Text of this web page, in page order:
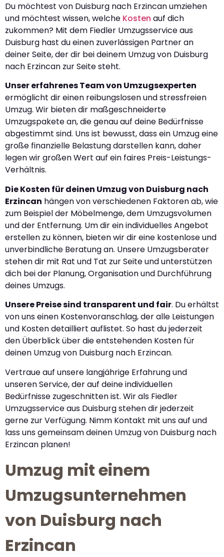
Du möchtest von Duisburg nach Erzincan umziehen
und möchtest wissen, welche Kosten auf dich
zukommen? Mit dem Fiedler Umzugsservice aus
Duisburg hast du einen zuverlässigen Partner an
deiner Seite, der dir bei deinem Umzug von Duisburg
nach Erzincan zur Seite steht.
Unser erfahrenes Team von Umzugsexperten
ermöglicht dir einen reibungslosen und stressfreien
Umzug. Wir bieten dir maßgeschneiderte
Umzugspakete an, die genau auf deine Bedürfnisse
abgestimmt sind. Uns ist bewusst, dass ein Umzug eine
große finanzielle Belastung darstellen kann, daher
legen wir großen Wert auf ein faires Preis-Leistungs-
Verhältnis.
Die Kosten für deinen Umzug von Duisburg nach
Erzincan hängen von verschiedenen Faktoren ab, wie
zum Beispiel der Möbelmenge, dem Umzugsvolumen
und der Entfernung. Um dir ein individuelles Angebot
erstellen zu können, bieten wir dir eine kostenlose und
unverbindliche Beratung an. Unsere Umzugsberater
stehen dir mit Rat und Tat zur Seite und unterstützen
dich bei der Planung, Organisation und Durchführung
deines Umzugs.
Unsere Preise sind transparent und fair. Du erhältst
von uns einen Kostenvoranschlag, der alle Leistungen
und Kosten detailliert auflistet. So hast du jederzeit
den Überblick über die entstehenden Kosten für
deinen Umzug von Duisburg nach Erzincan.
Vertraue auf unsere langjährige Erfahrung und
unseren Service, der auf deine individuellen
Bedürfnisse zugeschnitten ist. Wir als Fiedler
Umzugsservice aus Duisburg stehen dir jederzeit
gerne zur Verfügung. Nimm Kontakt mit uns auf und
lass uns gemeinsam deinen Umzug von Duisburg nach
Erzincan planen!
Umzug mit einem
Umzugsunternehmen
von Duisburg nach
Erzincan